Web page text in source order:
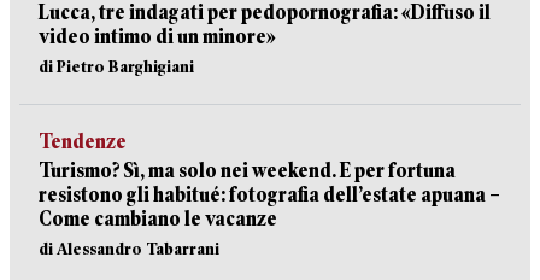
Lucca, tre indagati per pedopornografia: «Diffuso il
video intimo di un minore»
di Pietro Barghigiani
Tendenze
Turismo? Sì, ma solo nei weekend. E per fortuna
resistono gli habitué: fotografia dell’estate apuana –
Come cambiano le vacanze
di Alessandro Tabarrani